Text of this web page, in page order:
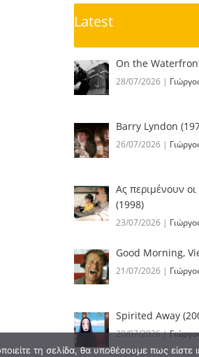
Latest
On the
28/07/2026 |
Barry Lyndon
26/07/2026 |
Ας περιμένουν οι
(1998)
23/07/2026 |
Good Morning,
21/07/2026 |
Spirited Away
20/07/2026|
τη σελίδα, θα υποθέσουμε πως είστε